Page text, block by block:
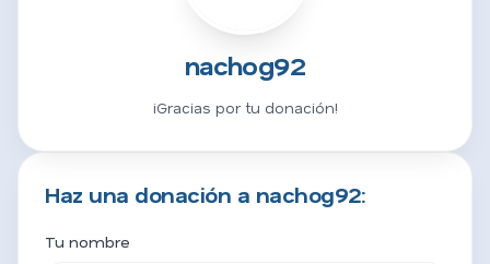
nachog92
¡Gracias por tu donación!
Haz una donación a nachog92:
Tu nombre